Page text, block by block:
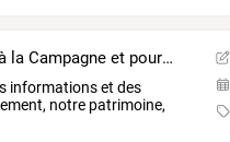
Le blog de Bien Vivre à la Campagne et pour cette année le 8 juillet La Fête du Lac de Marcenay
informationset des
notre patrimoine,